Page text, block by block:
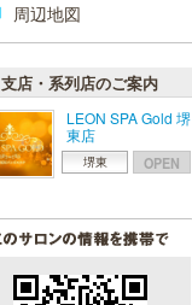
周辺地図
支店・系列店のご案内
LEON SPA Gold 堺
東店
堺東 OPEN